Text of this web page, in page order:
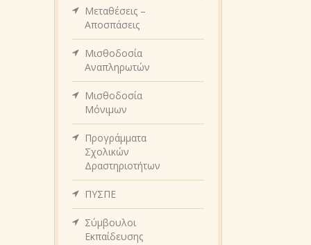
Μεταθέσεις –
Αποσπάσεις
Μισθοδοσία
Αναπληρωτών
Μισθοδοσία
Μόνιμων
Προγράμματα
Σχολικών
Δραστηριοτήτων
ΠΥΣΠΕ
Σύμβουλοι
Εκπαίδευσης